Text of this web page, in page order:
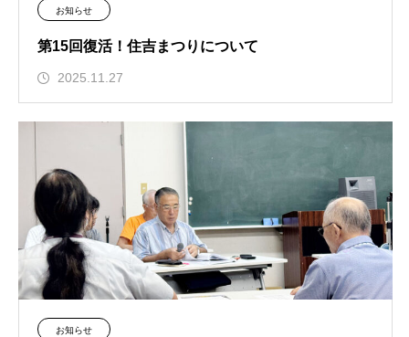
お知らせ
第15回復活！住吉まつりについて
2025.11.27
お知らせ